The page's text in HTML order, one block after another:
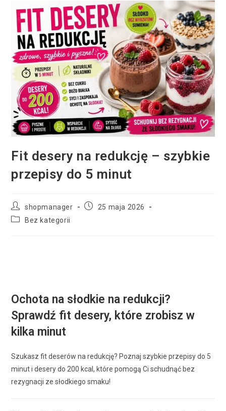
Fit desery na redukcję – szybkie
przepisy do 5 minut
shopmanager
25 maja 2026
Bez kategorii
Ochota na słodkie na redukcji?
Sprawdź fit desery, które zrobisz w
kilka minut
Szukasz fit deserów na redukcję? Poznaj szybkie przepisy do 5
minut i desery do 200 kcal, które pomogą Ci schudnąć bez
rezygnacji ze słodkiego smaku!